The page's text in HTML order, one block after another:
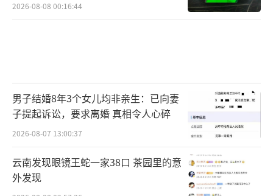
2026-08-08 00:16:44
男子结婚8年3个女儿均非亲生：已向妻
子提起诉讼，要求离婚 真相令人心碎
2026-08-07 13:00:37
云南发现眼镜王蛇一家38口 茶园里的意
外发现